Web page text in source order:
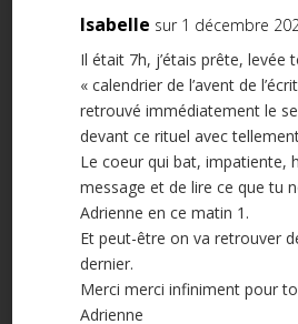
Isabelle sur 1 décembre
Il était 7h, j’étais prête, levée
« calendrier de l’avent de
retrouvé immédiatement le
devant ce rituel avec
Le coeur qui bat, impatiente,
message et de lire ce que tu
Adrienne en ce matin 1.
Et peut-être on va retrouver
dernier.
Merci merci infiniment pour
Adrienne